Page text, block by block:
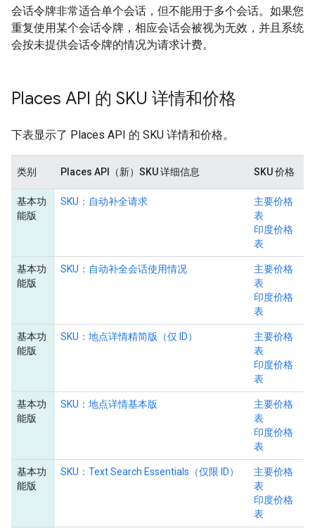
会话令牌非常适合单个会话，但不能用于多个会话。如果您
重复使用某个会话令牌，相应会话会被视为无效，并且系统
会按未提供会话令牌的情况为请求计费。
Places API 的 SKU 详情和价格
下表显示了 Places API 的 SKU 详情和价格。
类别 Places API（新）SKU 详细信息 SKU 价格
基本功
能版
SKU：自动补全请求
主要价格
表
印度价格
表
基本功
能版
SKU：自动补全会话使用情况
主要价格
表
印度价格
表
基本功
能版
SKU：地点详情精简版（仅 ID）
主要价格
表
印度价格
表
基本功
能版
SKU：地点详情基本版
主要价格
表
印度价格
表
基本功
能版
SKU：Text Search Essentials（仅限 ID）
主要价格
表
印度价格
表